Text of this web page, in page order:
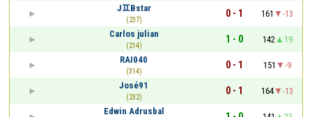
J♊Bstar
(237)
0 - 1 161
-13
Carlos julian
(214)
1 - 0 142
19
RAI040
(314)
0 - 1 151
-9
José91
(232)
0 - 1 164
-13
Edwin Adrusbal